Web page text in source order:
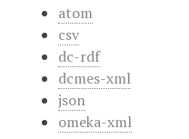
atom
csv
dc-rdf
dcmes-xml
json
omeka-xml